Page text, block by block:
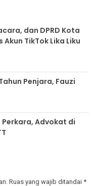
dan DPRD Kota
TikTok Lika Liku
Penjara, Fauzi
Advokat di
Ruas yang wajib ditandai *